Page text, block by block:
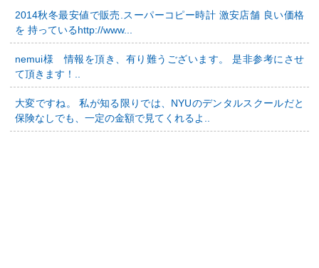
2014秋冬最安値で販売.スーパーコピー時計 激安店舗 良い価格
を 持っているhttp://www...
nemui様 情報を頂き、有り難うございます。 是非参考にさせ
て頂きます！..
大変ですね。 私が知る限りでは、NYUのデンタルスクールだと
保険なしでも、一定の金額で見てくれるよ..